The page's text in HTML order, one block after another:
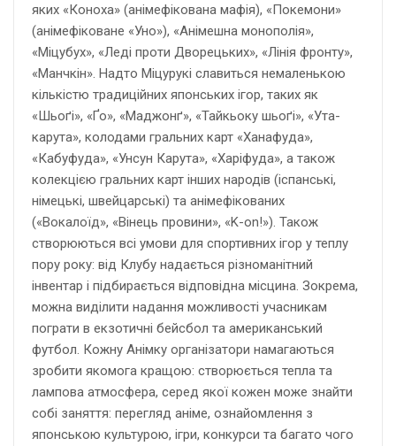
яких «Коноха» (анімефікована мафія), «Покемони»
(анімефіковане «Уно»), «Анімешна монополія»,
«Міцубух», «Леді проти Дворецьких», «Лінія фронту»,
«Манчкін». Надто Міцурукі славиться немаленькою
кількістю традиційних японських ігор, таких як
«Шьоґі», «Ґо», «Маджонґ», «Тайкьоку шьоґі», «Ута-
карута», колодами гральних карт «Ханафуда»,
«Кабуфуда», «Унсун Карута», «Харіфуда», а також
колекцією гральних карт інших народів (іспанські,
німецькі, швейцарські) та анімефікованих
(«Вокалоїд», «Вінець провини», «K-on!»). Також
створюються всі умови для спортивних ігор у теплу
пору року: від Клубу надається різноманітний
інвентар і підбирається відповідна місцина. Зокрема,
можна виділити надання можливості учасникам
пограти в екзотичні бейсбол та американський
футбол. Кожну Анімку організатори намагаються
зробити якомога кращою: створюється тепла та
лампова атмосфера, серед якої кожен може знайти
собі заняття: перегляд аніме, ознайомлення з
японською культурою, ігри, конкурси та багато чого